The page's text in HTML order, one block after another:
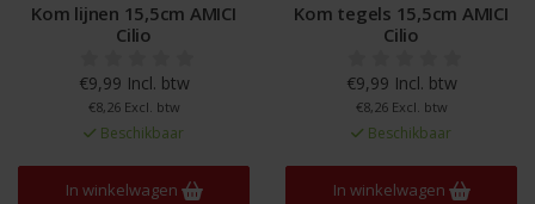
Kom lijnen 15,5cm AMICI
Cilio
€9,99 Incl. btw
€8,26 Excl. btw
Beschikbaar
In winkelwagen
Kom tegels 15,5cm AMICI
Cilio
€9,99 Incl. btw
€8,26 Excl. btw
Beschikbaar
In winkelwagen